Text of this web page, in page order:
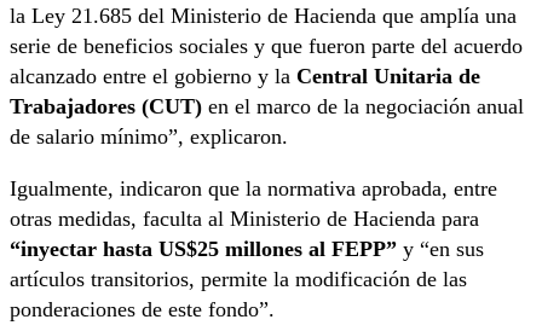
la Ley 21.685 del Ministerio de Hacienda que amplía una
serie de beneficios sociales y que fueron parte del acuerdo
alcanzado entre el gobierno y la Central Unitaria de
Trabajadores (CUT) en el marco de la negociación anual
de salario mínimo”, explicaron.
Igualmente, indicaron que la normativa aprobada, entre
otras medidas, faculta al Ministerio de Hacienda para
“inyectar hasta US$25 millones al FEPP” y “en sus
artículos transitorios, permite la modificación de las
ponderaciones de este fondo”.